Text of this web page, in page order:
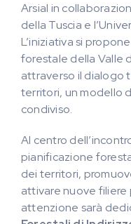
Arsial in
della Tuscia e
L’iniziativa si
forestale della Valle
attraverso il dialogo
territori, un modello
condiviso.
Al centro
pianificazione
dei territori,
attivare nuove
attenzione sarà